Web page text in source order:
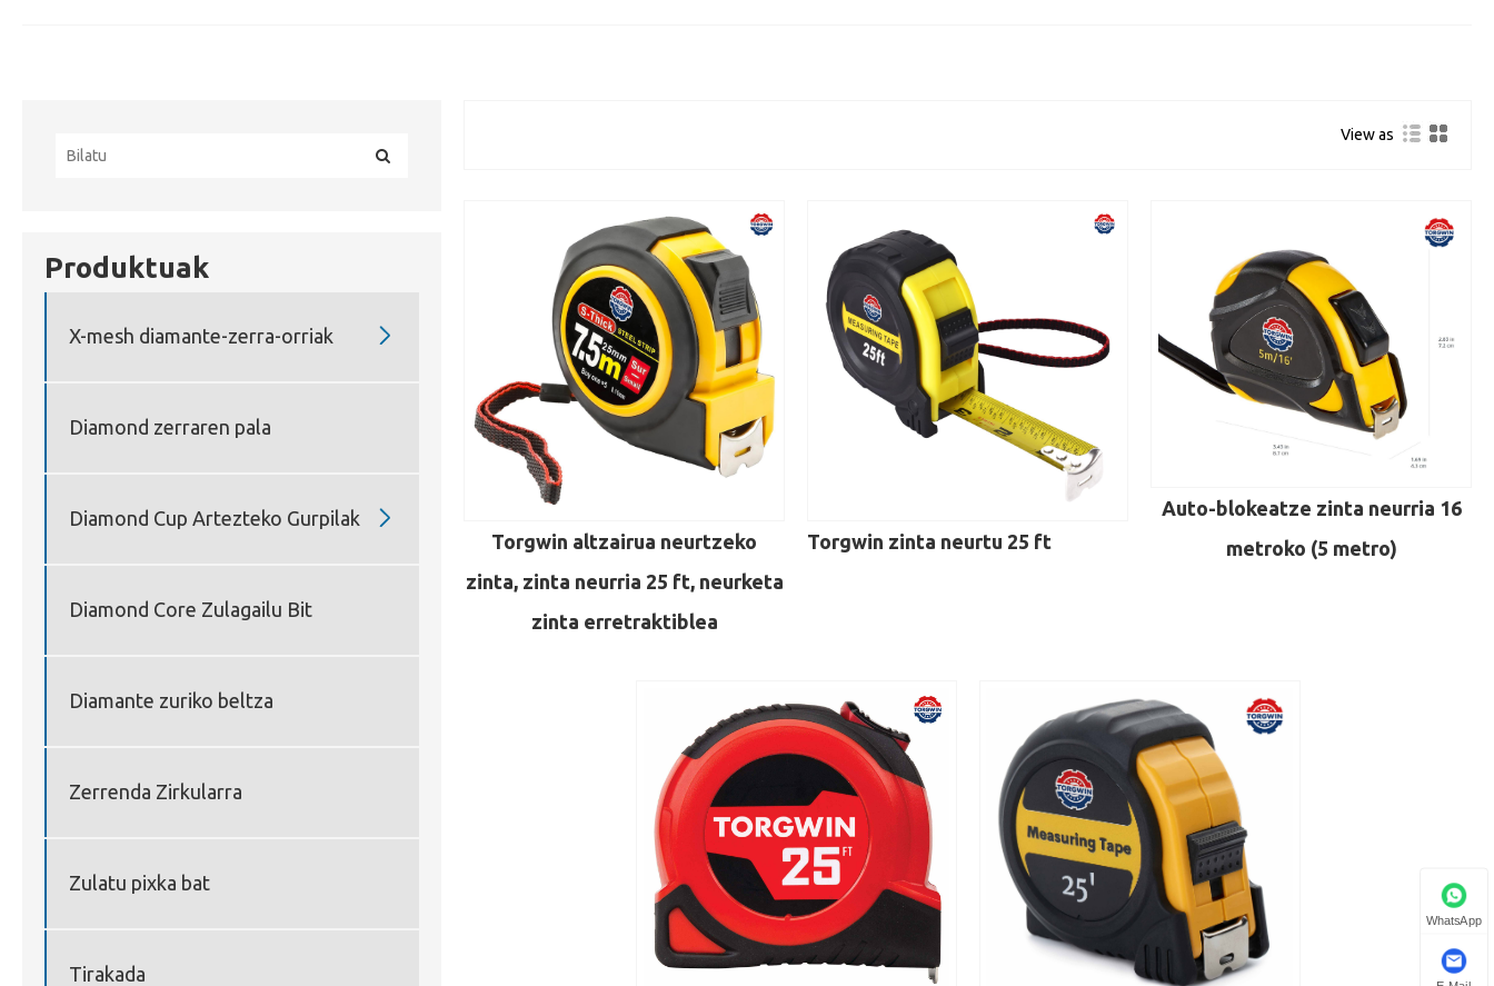
Produktuak
X-mesh diamante-zerra-orriak 
Diamond zerraren pala
Diamond Cup Artezteko Gurpilak 
Diamond Core Zulagailu Bit
Diamante zuriko beltza
Zerrenda Zirkularra
Zulatu pixka bat
Tirakada
View as
Torgwin altzairua neurtzeko
zinta, zinta neurria 25 ft, neurketa
zinta erretraktiblea
Torgwin zinta neurtu 25 ft
Auto-blokeatze zinta neurria 16
metroko (5 metro)
WhatsApp